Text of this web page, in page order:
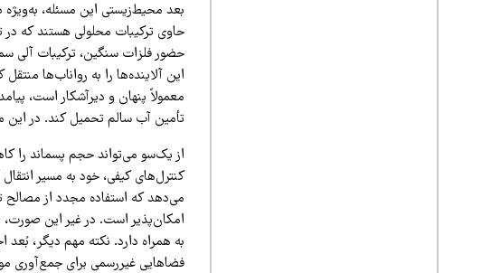
بعد محیط‌زیستی این مسئله،
حاوی ترکیبات محلولی هستند که
حضور فلزات سنگین، ترکیبات آلی
این آلاینده‌ها را به رواناب‌ها
معمولاً پنهان و دیرآشکار است،
تأمین آب سالم تحمیل کند. در این
از یک‌سو می‌تواند حجم پسماند را
کنترل‌های کیفی، خود به مسیر
می‌دهد که استفاده مجدد از مصالح
امکان‌پذیر است. در غیر این صورت،
به همراه دارد. نکته مهم دیگر،
فضاهایی غیررسمی برای جمع‌آوری